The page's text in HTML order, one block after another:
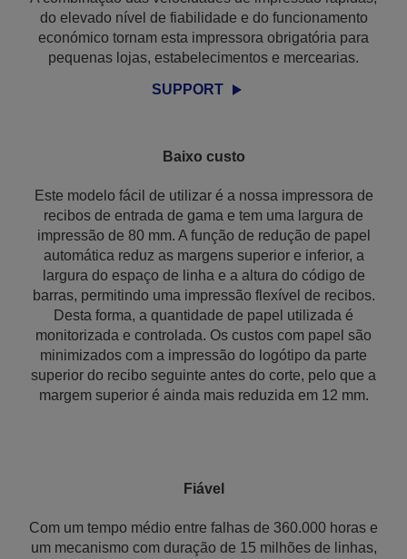
do elevado nível de fiabilidade e do funcionamento
económico tornam esta impressora obrigatória para
pequenas lojas, estabelecimentos e mercearias.
SUPPORT
Baixo custo
Este modelo fácil de utilizar é a nossa impressora de
recibos de entrada de gama e tem uma largura de
impressão de 80 mm. A função de redução de papel
automática reduz as margens superior e inferior, a
largura do espaço de linha e a altura do código de
barras, permitindo uma impressão flexível de recibos.
Desta forma, a quantidade de papel utilizada é
monitorizada e controlada. Os custos com papel são
minimizados com a impressão do logótipo da parte
superior do recibo seguinte antes do corte, pelo que a
margem superior é ainda mais reduzida em 12 mm.
Fiável
Com um tempo médio entre falhas de 360.000 horas e
um mecanismo com duração de 15 milhões de linhas,